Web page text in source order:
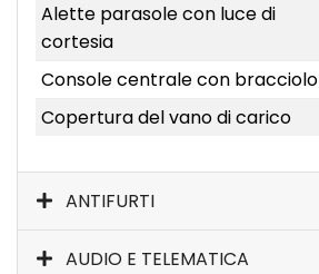
Alette parasole con luce di
cortesia
Console centrale con bracciolo
Copertura del vano di carico
ANTIFURTI
AUDIO E TELEMATICA